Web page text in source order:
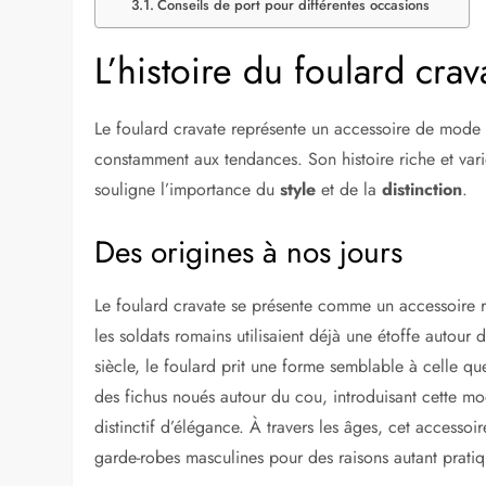
Conseils de port pour différentes occasions
L’histoire du foulard
Le foulard cravate représente un accessoire de
constamment aux tendances. Son histoire riche et
souligne l’importance dustyle et de ladistinction.
Des origines à nos jours
Le foulard cravate se présente comme un accessoire
les soldats romains utilisaient déjà une étoffe
siècle, le foulard prit une forme semblable à celle
des fichus noués autour du cou, introduisant cette
distinctif d’élégance. À travers les âges, cet
garde-robes masculines pour des raisons autant